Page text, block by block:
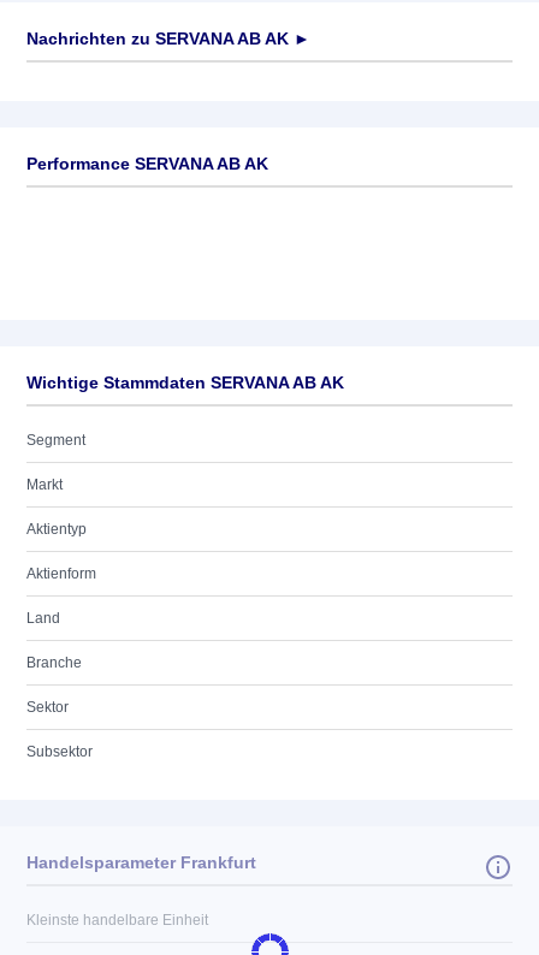
Nachrichten zu SERVANA AB AK ►
Performance SERVANA AB AK
Wichtige Stammdaten SERVANA AB AK
Segment
Markt
Aktientyp
Aktienform
Land
Branche
Sektor
Subsektor
Handelsparameter Frankfurt
Kleinste handelbare Einheit